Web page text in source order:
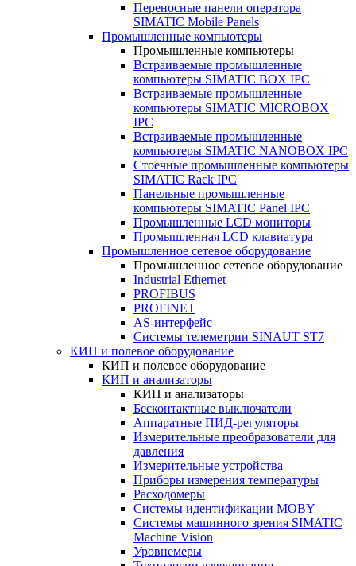
Переносные панели оператора
SIMATIC Mobile Panels
Промышленные компьютеры
Промышленные компьютеры
Встраиваемые промышленные
компьютеры SIMATIC BOX IPC
Встраиваемые промышленные
компьютеры SIMATIC MICROBOX
IPC
Встраиваемые промышленные
компьютеры SIMATIC NANOBOX IPC
Стоечные промышленные компьютеры
SIMATIC Rack IPC
Панельные промышленные
компьютеры SIMATIC Panel IPC
Промышленные LCD мониторы
Промышленная LCD клавиатура
Промышленное сетевое оборудование
Промышленное сетевое оборудование
Industrial Ethernet
PROFIBUS
PROFINET
AS-интерфейс
Системы телеметрии SINAUT ST7
КИП и полевое оборудование
КИП и полевое оборудование
КИП и анализаторы
КИП и анализаторы
Бесконтактные выключатели
Аппаратные ПИД-регуляторы
Измерительные преобразователи для
давления
Измерительные устройства
Приборы измерения температуры
Расходомеры
Системы идентификации MOBY
Системы машинного зрения SIMATIC
Machine Vision
Уровнемеры